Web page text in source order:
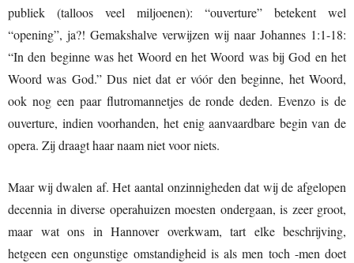
publiek (talloos veel miljoenen): “ouverture” betekent wel
“opening”, ja?! Gemakshalve verwijzen wij naar Johannes 1:1-18:
“In den beginne was het Woord en het Woord was bij God en het
Woord was God.” Dus niet dat er vóór den beginne, het Woord,
ook nog een paar flutromannetjes de ronde deden. Evenzo is de
ouverture, indien voorhanden, het enig aanvaardbare begin van de
opera. Zij draagt haar naam niet voor niets.
Maar wij dwalen af. Het aantal onzinnigheden dat wij de afgelopen
decennia in diverse operahuizen moesten ondergaan, is zeer groot,
maar wat ons in Hannover overkwam, tart elke beschrijving,
hetgeen een ongunstige omstandigheid is als men toch -men doet